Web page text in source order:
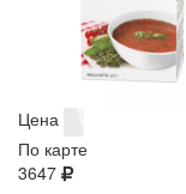
Цена
По карте
3647